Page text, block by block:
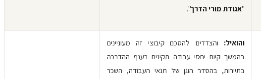
"אגודת מורי הדרך".
והואיל: והצדדים להסכם קיבוצי זה מעוניינים
בהמשך קיום יחסי עבודה תקינים בענף ההדרכה
בתיירות, בהסדר הוגן של תנאי העבודה, השכר